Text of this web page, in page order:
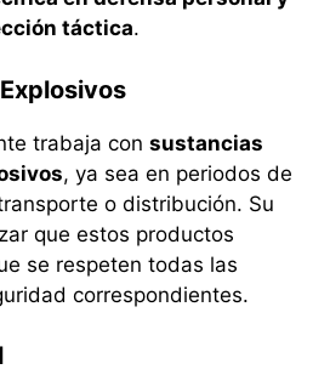
táctica.
trabaja con sustancias
, ya sea en periodos de
o distribución. Su
que estos productos
se respeten todas las
correspondientes.